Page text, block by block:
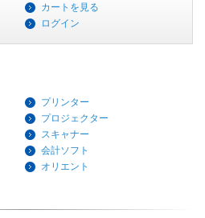
カートを見る
ログイン
プリンター
プロジェクター
スキャナー
会計ソフト
オリエント